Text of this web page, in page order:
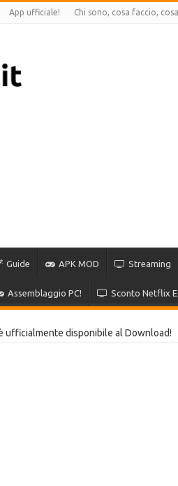
App ufficiale! Chi sono, cosa faccio,
Guide APK MOD Streaming
Assemblaggio PC! Sconto Netflix
ufficialmente disponibile al Download!